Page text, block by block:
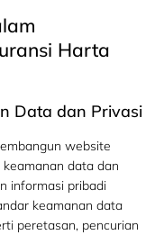
Harta
Data dan Privasi
website
data dan
informasi pribadi
keamanan data
peretasan, pencurian